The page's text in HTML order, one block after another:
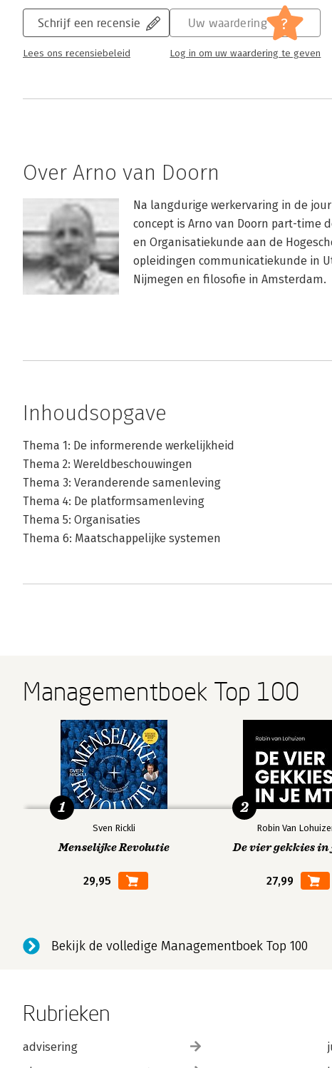
Schrijf een recensie
Lees ons recensiebeleid
Uw waardering ?
Log in om uw waardering te geven
Over Arno van Doorn
Na langdurige werkervaring in de
concept is Arno van Doorn part-time
en Organisatiekunde aan de
opleidingen communicatiekunde in
Nijmegen en filosofie in Amsterdam.
Inhoudsopgave
Thema 1: De informerende werkelijkheid
Thema 2: Wereldbeschouwingen
Thema 3: Veranderende samenleving
Thema 4: De platformsamenleving
Thema 5: Organisaties
Thema 6: Maatschappelijke systemen
Managementboek Top 100
Sven Rickli
Menselijke Revolutie
29,95
1
Robin Van
De vier gekkies in
27,99
2
Bekijk de volledige Managementboek Top 100
Rubrieken
advisering